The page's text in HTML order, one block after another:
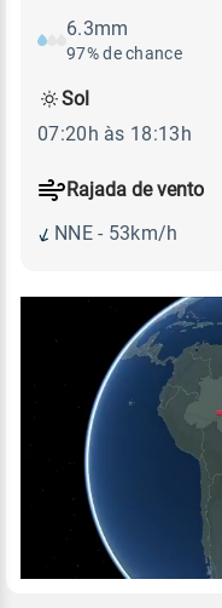
6.3mm
97% de chance
Rajada de vento
NNE - 53km/h
Sol
07:20h às 18:13h